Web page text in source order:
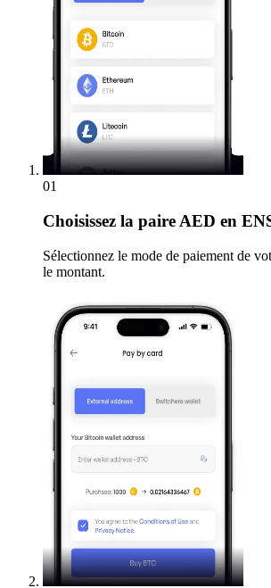
01
Choisissez la paire AED en
Sélectionnez le mode de paiement de
le montant.